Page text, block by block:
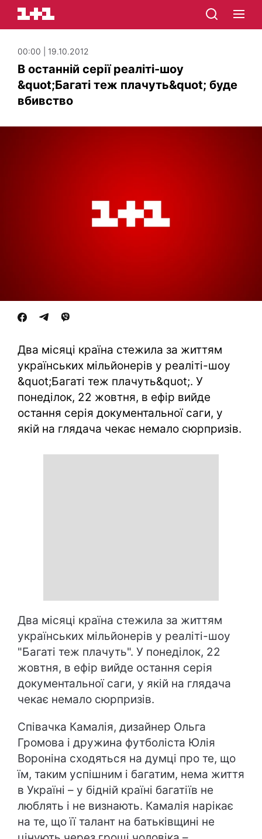
00:00 | 19.10.2012
В останній серії реаліті-шоу
&quot;Багаті теж плачуть&quot; буде
вбивство
Два місяці країна стежила за життям
українських мільйонерів у реаліті-шоу
&quot;Багаті теж плачуть&quot;. У
понеділок, 22 жовтня, в ефір вийде
остання серія документальної саги, у
якій на глядача чекає немало сюрпризів.
Два місяці країна стежила за життям
українських мільйонерів у реаліті-шоу
"Багаті теж плачуть". У понеділок, 22
жовтня, в ефір вийде остання серія
документальної саги, у якій на глядача
чекає немало сюрпризів.
Співачка Камалія, дизайнер Ольга
Громова і дружина футболіста Юлія
Вороніна сходяться на думці про те, що
їм, таким успішним і багатим, нема життя
в Україні – у бідній країні багатіїв не
люблять і не визнають. Камалія нарікає
на те, що її талант на батьківщині не